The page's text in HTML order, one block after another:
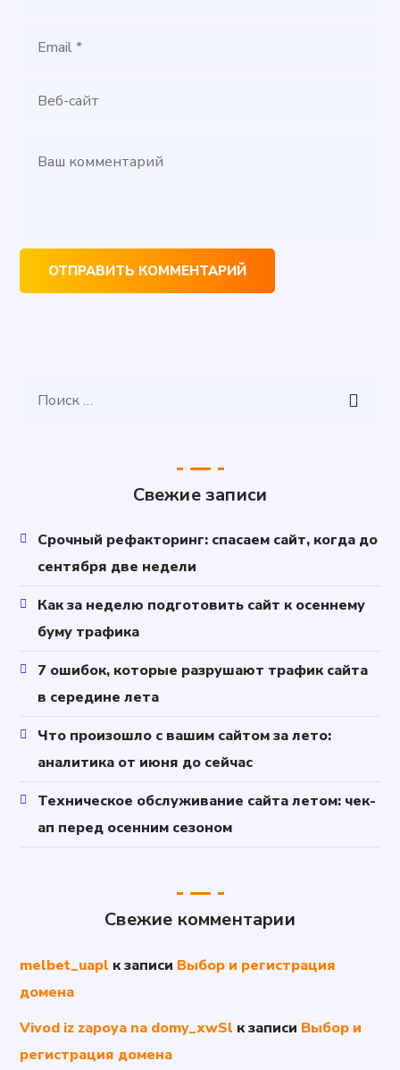
Свежие записи
Срочный рефакторинг: спасаем сайт, когда до
сентября две недели
Как за неделю подготовить сайт к осеннему
буму трафика
7 ошибок, которые разрушают трафик сайта
в середине лета
Что произошло с вашим сайтом за лето:
аналитика от июня до сейчас
Техническое обслуживание сайта летом: чек-
ап перед осенним сезоном
Свежие комментарии
melbet_uapl к записи Выбор и регистрация
домена
Vivod iz zapoya na domy_xwSl к записи Выбор и
регистрация домена